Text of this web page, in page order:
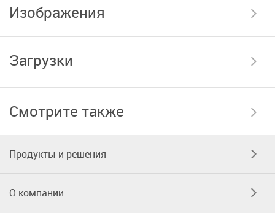
Изображения
Загрузки
Смотрите также
Продукты и решения
О компании